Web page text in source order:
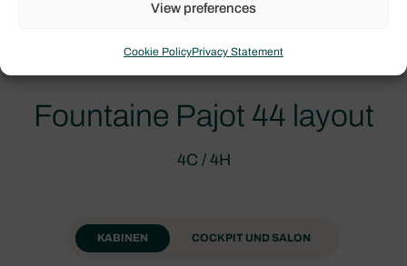
View preferences
Cookie PolicyPrivacy Statement
Fountaine Pajot 44 layout
4C / 4H
KABINEN COCKPIT UND SALON